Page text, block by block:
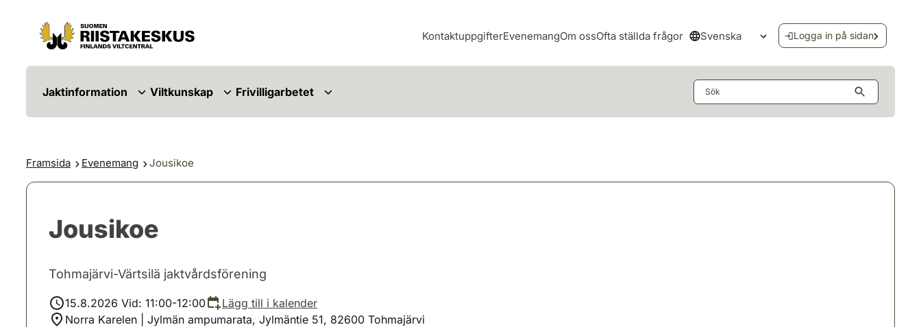
Hoppa till innehåll
Gå till webbplatskartan
KontaktuppgifterEvenemangOm ossOfta ställda frågor Svenska
Öppna språkmenyn
Logga in på sidan
Jaktinformation Viltkunskap Frivilligarbetet
Framsida Evenemang Jousikoe
Jousikoe
Tohmajärvi-Värtsilä jaktvårdsförening
15.8.2026 Vid: 11:00-12:00
Lägg till i kalender
Norra Karelen | Jylmän ampumarata, Jylmäntie 51, 82600 Tohmajärvi